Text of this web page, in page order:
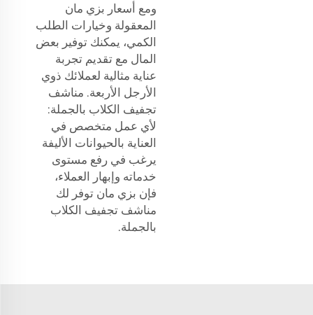
ومع أسعار بزي مان
المعقولة وخيارات الطلب
الكمي، يمكنك توفير بعض
المال مع تقديم تجربة
عناية مثالية لعملائك ذوي
الأرجل الأربعة. مناشف
تجفيف الكلاب بالجملة:
لأي عمل متخصص في
العناية بالحيوانات الأليفة
يرغب في رفع مستوى
خدماته وإبهار العملاء،
فإن بزي مان توفر لك
مناشف تجفيف الكلاب
بالجملة.